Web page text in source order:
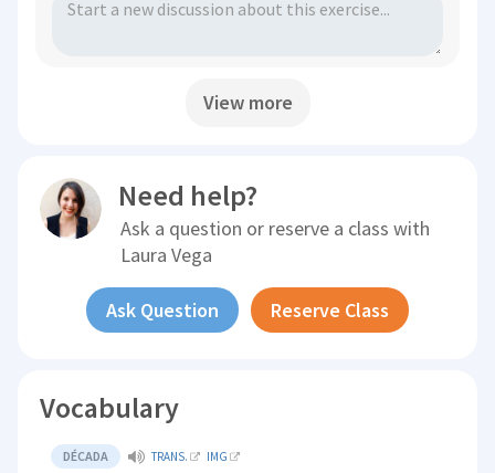
View more
Need help?
Ask a question or reserve a class with
Laura Vega
Ask Question Reserve Class
Vocabulary
DÉCADA TRANS. IMG